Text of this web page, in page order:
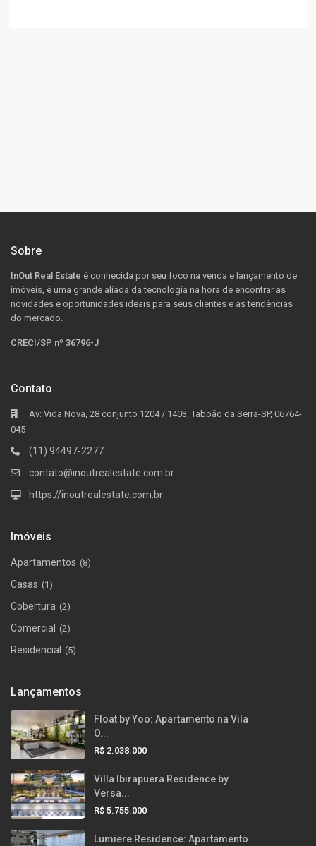
Sobre
InOut Real Estate é conhecida por seu foco na venda e lançamento de
imóveis, é uma grande aliada da tecnologia na hora de encontrar as
novidades e oportunidades ideais para seus clientes e as tendências
do mercado.
CRECI/SP nº 36796-J
Contato
Av: Vida Nova, 28 conjunto 1204 / 1403, Taboão da Serra-SP, 06764-
045
(11) 94497-2277
contato@inoutrealestate.com.br
https://inoutrealestate.com.br
Imóveis
Apartamentos (8)
Casas (1)
Cobertura (2)
Comercial (2)
Residencial (5)
Lançamentos
Float by Yoo: Apartamento na Vila
O...
R$ 2.038.000
Villa Ibirapuera Residence by
Versa...
R$ 5.755.000
Lumiere Residence: Apartamento